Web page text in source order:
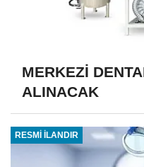
MERKEZİ
ALINACAK
RESMİ İLANDIR